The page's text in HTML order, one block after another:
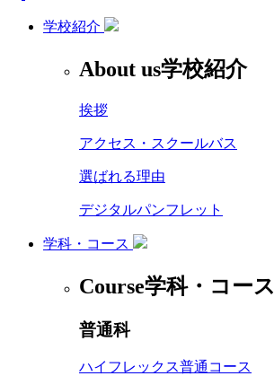
学校紹介
About us学校紹介
挨拶
アクセス・スクールバス
選ばれる理由
デジタルパンフレット
学科・コース
Course学科・コース
普通科
ハイフレックス普通コース